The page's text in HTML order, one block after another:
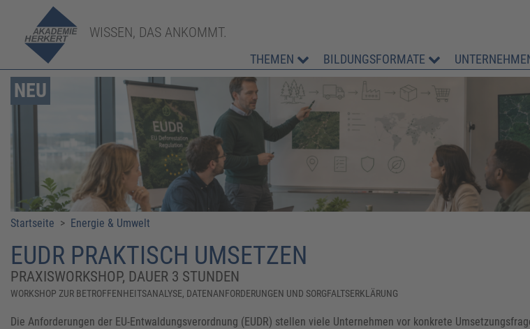
WISSEN, DAS ANKOMMT.
THEMEN BILDUNGSFORMATE
NEU
Startseite > Energie & Umwelt
EUDR PRAKTISCH UMSETZEN
PRAXISWORKSHOP, DAUER 3 STUNDEN
WORKSHOP ZUR BETROFFENHEITSANALYSE, DATENANFORDERUNGEN UND SORGFALTSERKLÄRUNG
Die Anforderungen der EU-Entwaldungsverordnung (EUDR) stellen viele Unternehmen vor konkrete